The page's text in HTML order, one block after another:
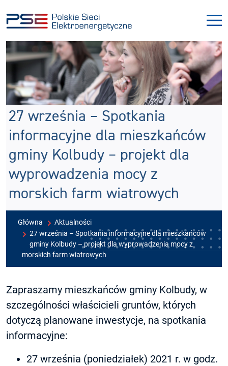
do
menu
do
treści
27 września – Spotkania
informacyjne dla mieszkańców
gminy Kolbudy – projekt dla
wyprowadzenia mocy z
morskich farm wiatrowych
Główna
Aktualności
27 września – Spotkania informacyjne dla mieszkańców
gminy Kolbudy – projekt dla wyprowadzenia mocy z
morskich farm wiatrowych
Zapraszamy mieszkańców gminy Kolbudy, w
szczególności właścicieli gruntów, których
dotyczą planowane inwestycje, na spotkania
informacyjne:
27 września (poniedziałek) 2021 r. w godz.